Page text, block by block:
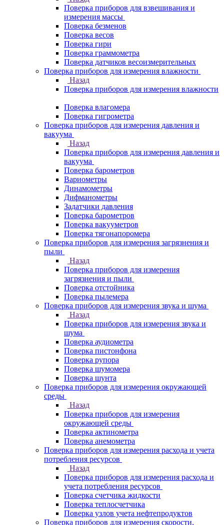
Поверка приборов для взвешивания и
измерения массы
Поверка безменов
Поверка весов
Поверка гири
Поверка граммометра
Поверка датчиков весоизмерительных
Поверка приборов для измерения влажности
Назад
Поверка приборов для измерения влажности
Поверка влагомера
Поверка гигрометра
Поверка приборов для измерения давления и
вакуума
Назад
Поверка приборов для измерения давления и
вакуума
Поверка барометров
Вариометры
Динамометры
Дифманометры
Задатчики давления
Поверка барометров
Поверка вакууметров
Поверка тягонапоромера
Поверка приборов для измерения загрязнения и
пыли
Назад
Поверка приборов для измерения
загрязнения и пыли
Поверка отстойника
Поверка пылемера
Поверка приборов для измерения звука и шума
Назад
Поверка приборов для измерения звука и
шума
Поверка аудиометра
Поверка пистонфона
Поверка рупора
Поверка шумомера
Поверка шунта
Поверка приборов для измерения окружающей
среды
Назад
Поверка приборов для измерения
окружающей среды
Поверка актинометра
Поверка анемометра
Поверка приборов для измерения расхода и учета
потребления ресурсов
Назад
Поверка приборов для измерения расхода и
учета потребления ресурсов
Поверка счетчика жидкости
Поверка теплосчетчика
Поверка узлов учета нефтепродуктов
Поверка приборов для измерения скорости,